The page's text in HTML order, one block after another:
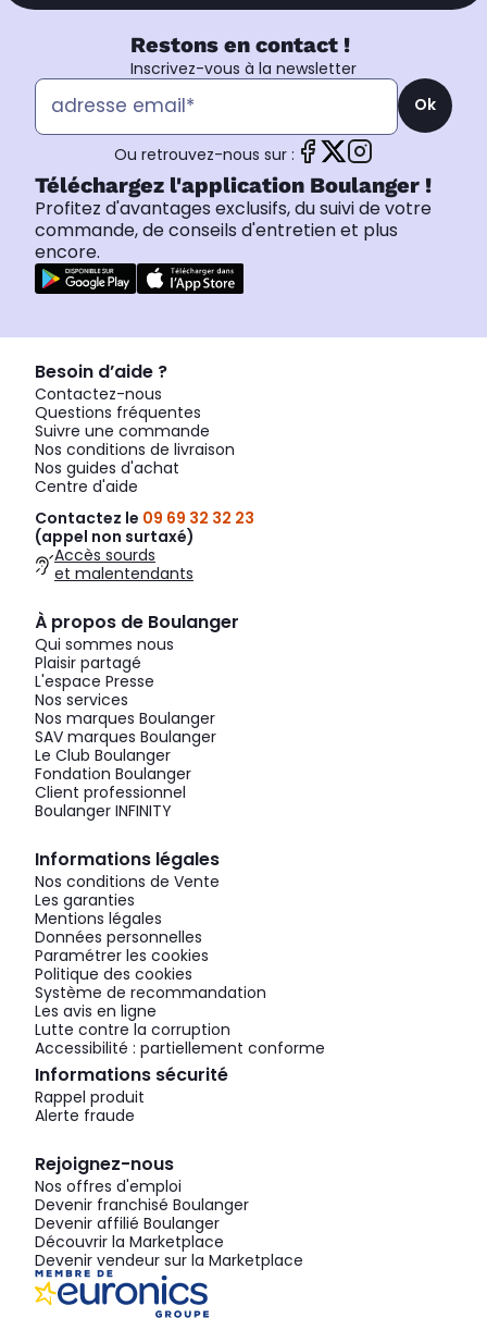
Restons en contact !
Inscrivez-vous à la newsletter
Ok
Ou retrouvez-nous sur :
Téléchargez l'application Boulanger !
Profitez d'avantages exclusifs, du suivi de votre
commande, de conseils d'entretien et plus
encore.
Besoin d’aide ?
Contactez-nous
Questions fréquentes
Suivre une commande
Nos conditions de livraison
Nos guides d'achat
Centre d'aide
Contactez le 09 69 32 32 23
(appel non surtaxé)
Accès sourds
et malentendants
À propos de Boulanger
Qui sommes nous
Plaisir partagé
L'espace Presse
Nos services
Nos marques Boulanger
SAV marques Boulanger
Le Club Boulanger
Fondation Boulanger
Client professionnel
Boulanger INFINITY
Informations légales
Nos conditions de Vente
Les garanties
Mentions légales
Données personnelles
Paramétrer les cookies
Politique des cookies
Système de recommandation
Les avis en ligne
Lutte contre la corruption
Accessibilité : partiellement conforme
Informations sécurité
Rappel produit
Alerte fraude
Rejoignez-nous
Nos offres d'emploi
Devenir franchisé Boulanger
Devenir affilié Boulanger
Découvrir la Marketplace
Devenir vendeur sur la Marketplace